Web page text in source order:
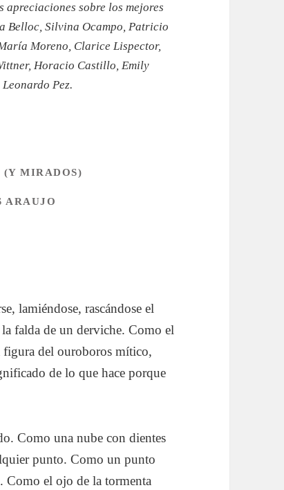
sobre los mejores
Belloc, Silvina Ocampo, Patricio
Moreno, Clarice Lispector,
Horacio Castillo, Emily
Pez.
(Y MIRADOS)
ARAUJO
lamiéndose, rascándose el
falda de un derviche. Como el
figura del ouroboros mítico,
de lo que hace porque
Como una nube con dientes
punto. Como un punto
Como el ojo de la tormenta